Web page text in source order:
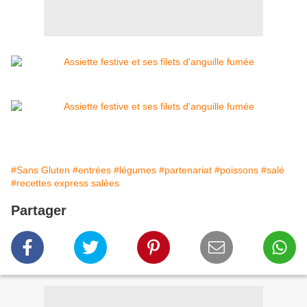
#Sans Gluten #entrées #légumes #partenariat #poissons #salé
#recettes express salées
Partager